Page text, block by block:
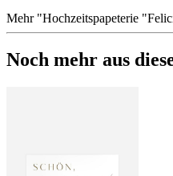
Mehr"Hochzeitspapeterie
Noch mehr aus